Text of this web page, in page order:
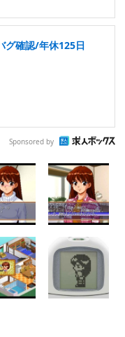
グ確認/年休125日
Sponsored by